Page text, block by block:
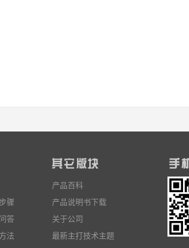
骤
答
法
产品百科
产品说明书下载
关于公司
最新主打技术主题